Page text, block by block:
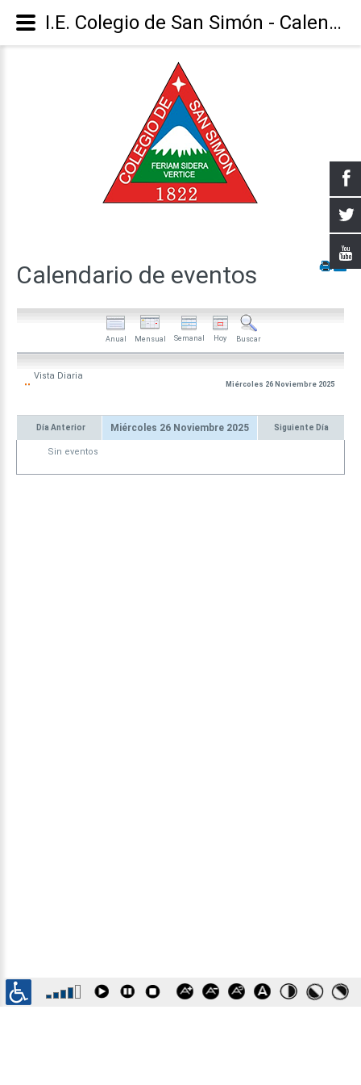
Calendario de eventos
Anual Mensual Semanal Hoy Buscar
Vista Diaria
Miércoles 26 Noviembre 2025
Día Anterior Miércoles 26 Noviembre 2025 Siguiente Día
Sin eventos
I.E. Colegio de San Simón - Calendario